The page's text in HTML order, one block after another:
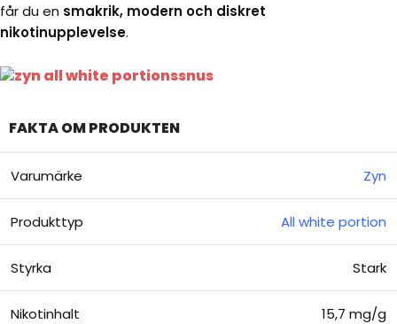
får du en smakrik, modern och diskret
nikotinupplevelse.
FAKTA OM PRODUKTEN
Varumärke Zyn
Produkttyp All white portion
Styrka Stark
Nikotinhalt 15,7 mg/g